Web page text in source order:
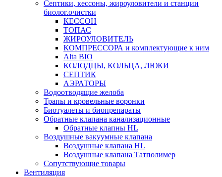
Септики, кессоны, жироуловители и станции
биолог.очистки
КЕССОН
ТОПАС
ЖИРОУЛОВИТЕЛЬ
КОМПРЕССОРА и комплектующие к ним
Alta BIO
КОЛОДЦЫ, КОЛЬЦА, ЛЮКИ
СЕПТИК
АЭРАТОРЫ
Водоотводящие желоба
Трапы и кровельные воронки
Биотуалеты и биопрепараты
Обратные клапана канализационные
Обратные клапны HL
Воздушные вакуумные клапана
Воздушные клапана HL
Воздушные клапана Татполимер
Сопутствующие товары
Вентиляция